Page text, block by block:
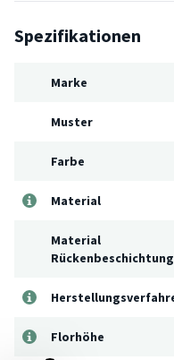
Spezifikationen
Marke
Muster
Farbe
Material
Material
Rückenbeschichtung
Florhöhe